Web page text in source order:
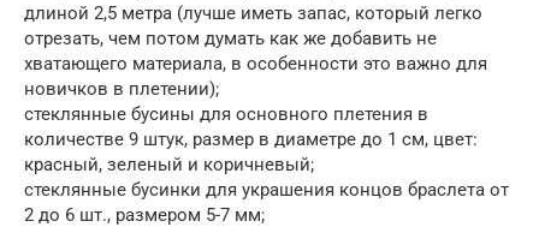
длиной 2,5 метра (лучше иметь запас, который легко
отрезать, чем потом думать как же добавить не
хватающего материала, в особенности это важно для
новичков в плетении);
стеклянные бусины для основного плетения в
количестве 9 штук, размер в диаметре до 1 см, цвет:
красный, зеленый и коричневый;
стеклянные бусинки для украшения концов браслета от
2 до 6 шт., размером 5-7 мм;